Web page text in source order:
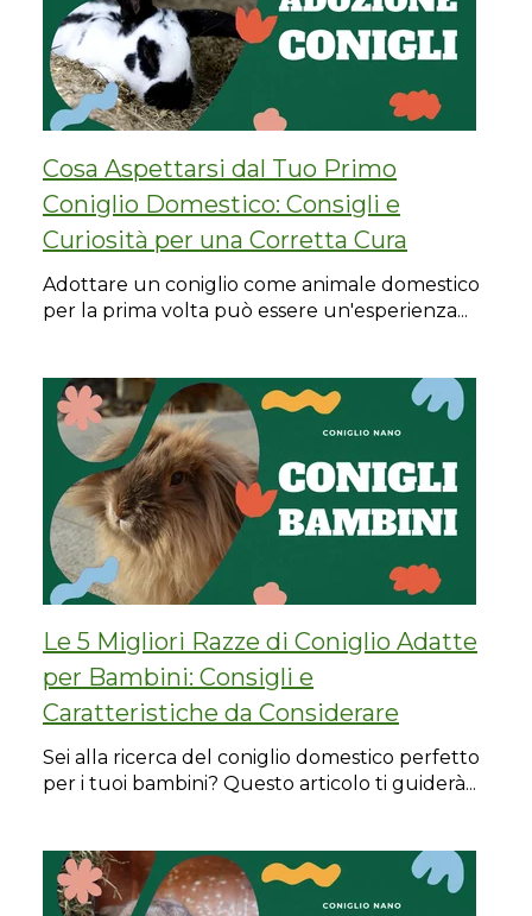
Cosa Aspettarsi dal Tuo Primo
Coniglio Domestico: Consigli e
Curiosità per una Corretta Cura
Adottare un coniglio come animale domestico
per la prima volta può essere un'esperienza...
Le 5 Migliori Razze di Coniglio Adatte
per Bambini: Consigli e
Caratteristiche da Considerare
Sei alla ricerca del coniglio domestico perfetto
per i tuoi bambini? Questo articolo ti guiderà...